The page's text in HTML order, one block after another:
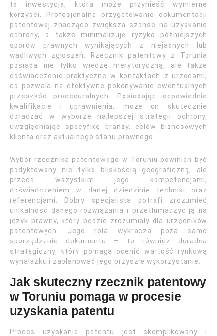
to inwestycja, która może przynieść wymierne
korzyści. Profesjonalne przygotowanie dokumentacji
patentowej znacząco zwiększa szanse na uzyskanie
ochrony, a także minimalizuje ryzyko późniejszych
sporów prawnych wynikających z niejasnych lub
wadliwych zgłoszeń. Rzecznik patentowy z Torunia
posiada nie tylko wiedzę merytoryczną, ale także
doświadczenie praktyczne w kontaktach z urzędami,
co pozwala na efektywne pokonywanie ewentualnych
przeszkód proceduralnych. Posiadając odpowiednie
kwalifikacje i uprawnienia, może on skutecznie
doradzać w wyborze najlepszej strategii ochrony,
uwzględniając specyfikę branży, celów biznesowych
klienta oraz aktualnego stanu prawnego.
Wybór rzecznika patentowego w Toruniu powinien być
podyktowany nie tylko bliskością geograficzną, ale
przede wszystkim jego kompetencjami,
doświadczeniem w danej dziedzinie techniki oraz
referencjami. Dobry specjalista potrafi zrozumieć
unikalność danego rozwiązania i przetłumaczyć ją na
język prawny, który będzie zrozumiały dla urzędników
patentowych. Jego rola wykracza poza samo
sporządzenie dokumentu – to również doradca
strategiczny, który pomaga ocenić wartość rynkową
wynalazku i zaplanować jego przyszłe wykorzystanie.
Jak skuteczny rzecznik patentowy
w Toruniu pomaga w procesie
uzyskania patentu
Proces uzyskania patentu jest skomplikowany i